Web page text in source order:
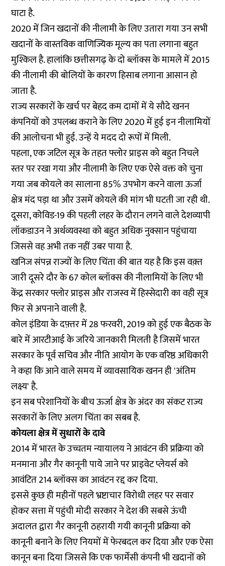
घाटा है.
2020 में जिन खदानों की नीलामी के लिए उतारा गया उन सभी
खदानों के वास्तविक वाणिज्यिक मूल्य का पता लगाना बहुत
मुश्किल है. हालांकि छत्तीसगढ़ के दो ब्लॉक्स के मामले में 2015
की नीलामी की बोलियों के कारण हिसाब लगाना आसान हो
जाता है.
राज्य सरकारों के खर्च पर बेहद कम दामों में ये सौदे खनन
कंपनियों को उपलब्ध कराने के लिए 2020 में हुई इन नीलामियों
की आलोचना भी हुई. उन्हें ये मदद दो रूपों में मिली.
पहला, एक जटिल सूत्र के तहत फ्लोर प्राइस को बहुत निचले
स्तर पर रखा गया और नीलामी के लिए एक ऐसे वक्त को चुना
गया जब कोयले का सालाना 85% उपभोग करने वाला ऊर्जा
क्षेत्र मंद पड़ा था और उसमें कोयले की मांग भी घटती जा रही थी.
दूसरा, कोविड-19 की पहली लहर के दौरान लगने वाले देशव्यापी
लॉकडाउन ने अर्थव्यवस्था को बहुत अधिक नुक्सान पहुंचाया
जिससे वह अभी तक नहीं उबर पाया है.
खनिज संपन्न राज्यों के लिए चिंता की बात यह है कि इस वक़्त
जारी दूसरे दौर के 67 कोल ब्लॉक्स की नीलामियों के लिए भी
केंद्र सरकार फ्लोर प्राइस और राजस्व में हिस्सेदारी का वही सूत्र
फिर से अपनाने वाली है.
कोल इंडिया के दफ़्तर में 28 फरवरी, 2019 को हुई एक बैठक के
बारे में आरटीआई के जरिये जानकारी मिलती है जिसमें भारत
सरकार के पूर्व सचिव और नीति आयोग के एक वरिष्ठ अधिकारी
ने कहा कि आने वाले समय में व्यावसायिक खनन ही 'अंतिम
लक्ष्य' है.
इन सब परेशानियों के बीच ऊर्जा क्षेत्र के अंदर का संकट राज्य
सरकारों के लिए अलग चिंता का सबब है.
कोयला क्षेत्र में सुधारों के दावे
2014 में भारत के उच्चतम न्यायालय ने आवंटन की प्रक्रिया को
मनमाना और गैर कानूनी पाये जाने पर प्राइवेट प्लेयर्स को
आवंटित 214 ब्लॉक्स का आवंटन रद्द कर दिया.
इससे कुछ ही महीनों पहले भ्रष्टाचार विरोधी लहर पर सवार
होकर सत्ता में पहुंची मोदी सरकार ने देश की सबसे ऊंची
अदालत द्वारा गैर कानूनी ठहरायी गयी कानूनी प्रक्रिया को
कानूनी बनाने के लिए नियमों में फेरबदल कर दिया और एक ऐसा
कानून बना दिया जिससे कि एक फार्मेसी कंपनी भी खदानों को